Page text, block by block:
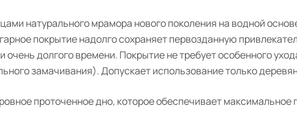
натурального мрамора нового поколения на водной
покрытие надолго сохраняет первозданную
долгого времени. Покрытие не требует особенного
замачивания). Допускает использование только
проточенное дно, которое обеспечивает максимальное